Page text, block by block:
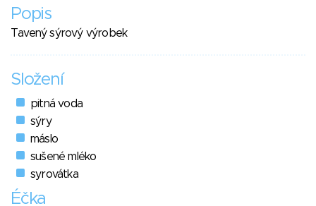
Popis
Tavený sýrový výrobek
Složení
pitná voda
sýry
máslo
sušené mléko
syrovátka
Éčka